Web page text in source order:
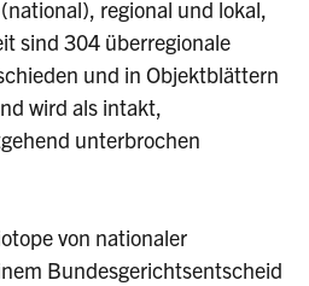
regional und lokal,
sind 304 überregionale
und in Objektblättern
wird als intakt,
unterbrochen
von nationaler
Bundesgerichtsentscheid